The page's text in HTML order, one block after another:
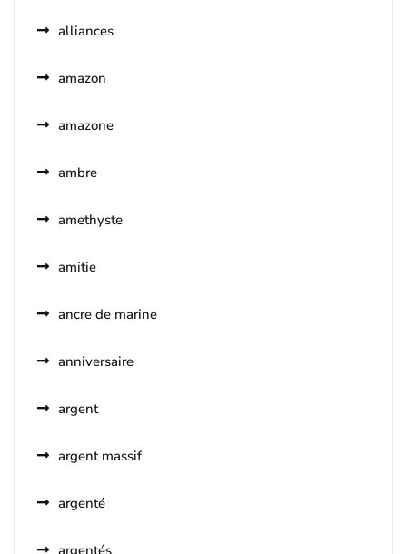
alliances
amazon
amazone
ambre
amethyste
amitie
ancre de marine
anniversaire
argent
argent massif
argenté
argentés